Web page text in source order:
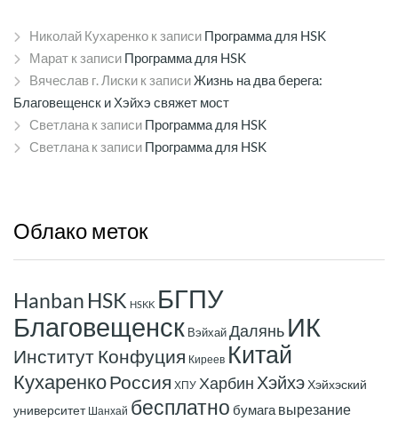
Николай Кухаренко к записи Программа для HSK
Марат к записи Программа для HSK
Вячеслав г. Лиски к записиЖизнь на два берега:
Благовещенск и Хэйхэ свяжет мост
Светлана к записи Программа для HSK
Светлана к записи Программа для HSK
Облако меток
Hanban HSK HSKK БГПУ
Благовещенск ВэйхайДалянь ИК
Институт Конфуция Киреев Китай
КухаренкоРоссия ХПУ Харбин ХэйхэХэйхэский
университет Шанхай бесплатно бумага вырезание